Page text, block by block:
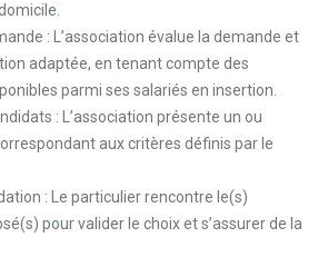
: L’association évalue la demande et
adaptée, en tenant compte des
parmi ses salariés en insertion.
: L’association présente un ou
aux critères définis par le
: Le particulier rencontre le(s)
pour valider le choix et s’assurer de la